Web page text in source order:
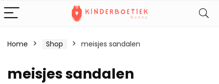
Home Shop meisjes sandalen
meisjes sandalen